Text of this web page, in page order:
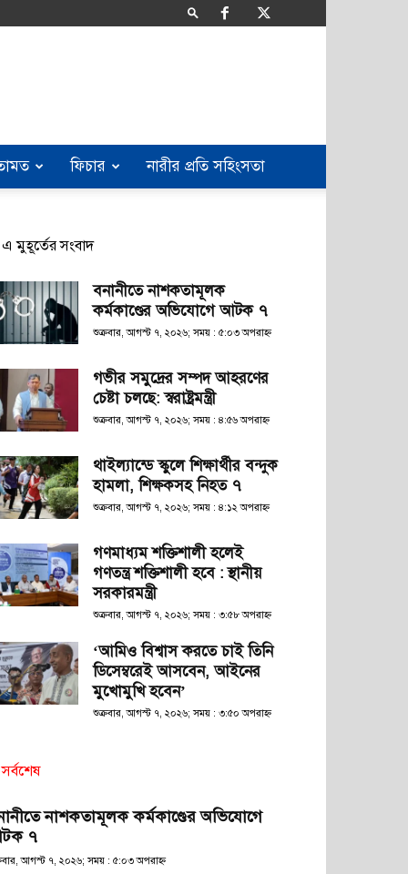
ফিচার নারীর প্রতি সহিংসতা
এ মুহূর্তের সংবাদ
বনানীতে নাশকতামূলক
কর্মকাণ্ডের অভিযোগে আটক ৭
শুক্রবার, আগস্ট ৭, ২০২৬; সময় : ৫:০৩ অপরাহ্ণ
গভীর সমুদ্রের সম্পদ আহরণের
চেষ্টা চলছে: স্বরাষ্ট্রমন্ত্রী
শুক্রবার, আগস্ট ৭, ২০২৬; সময় : ৪:৫৬ অপরাহ্ণ
থাইল্যান্ডে স্কুলে শিক্ষার্থীর বন্দুক
হামলা, শিক্ষকসহ নিহত ৭
শুক্রবার, আগস্ট ৭, ২০২৬; সময় : ৪:১২ অপরাহ্ণ
গণমাধ্যম শক্তিশালী হলেই
গণতন্ত্র শক্তিশালী হবে : স্থানীয়
সরকারমন্ত্রী
শুক্রবার, আগস্ট ৭, ২০২৬; সময় : ৩:৫৮ অপরাহ্ণ
‘আমিও বিশ্বাস করতে চাই তিনি
ডিসেম্বরেই আসবেন, আইনের
মুখোমুখি হবেন’
শুক্রবার, আগস্ট ৭, ২০২৬; সময় : ৩:৫০ অপরাহ্ণ
সর্বশেষ
নাশকতামূলক কর্মকাণ্ডের অভিযোগে
৭
আগস্ট ৭, ২০২৬; সময় : ৫:০৩ অপরাহ্ণ